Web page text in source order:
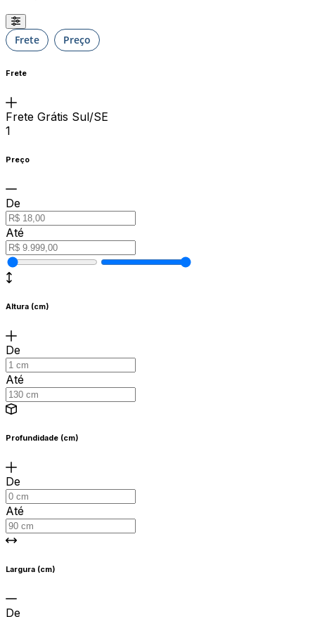
Frete Preço
Frete
Frete Grátis Sul/SE
1
Preço
De
Até
Altura (cm)
De
Até
Profundidade (cm)
De
Até
Largura (cm)
De